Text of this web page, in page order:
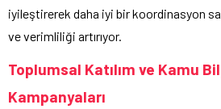
iyileştirerek daha iyi bir koordinasyon
ve verimliliği artırıyor.
Toplumsal Katılım ve Kamu
Kampanyaları